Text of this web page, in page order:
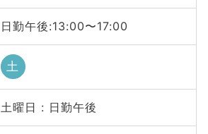
日勤午後:13:00〜17:00
土
土曜日 : 日勤午後